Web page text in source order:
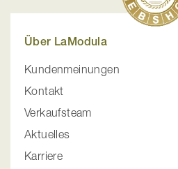
Über LaModula
Kundenmeinungen
Kontakt
Verkaufsteam
Aktuelles
Karriere